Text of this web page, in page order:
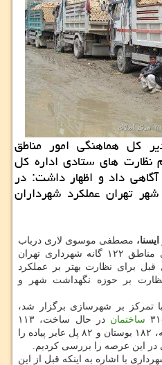
كل هماهنگی امور مناطق
نظارت های ستادی اداره كل
داد و اظهار داشت: در
شهر تهران عملكرد شهرداران
مصطفی موسوی لاری درباب
دومین دور نظارت های دوره ای مناطق ۱۲۲ گانه شهرداری تهران
برای نظارت بهتر بر عملكرد
بر حوزه نگهداشت شهر و
تمركز بر شهرسازی برگزار شد،
ساختمان
در حال ساخت، ۱۱۳
اسكان كارگری، ۱۱۹ سرای محله، ۱۸۲ بوستان و ۸۲ پل عابر پیاده را
در این عرصه را بررسی كردیم.
با اشاره به اینكه قبل از این